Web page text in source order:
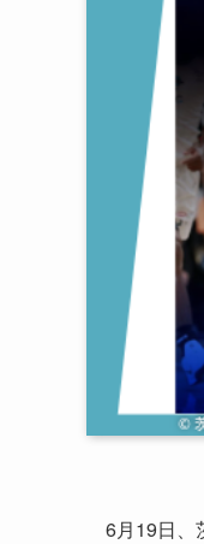
6月19日、